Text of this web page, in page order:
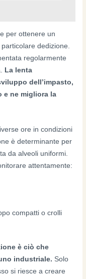
per ottenere un
dedizione.
regolarmente
La lenta
dell’impasto,
e ne migliora la
ore in condizioni
è determinante per
da alveoli uniformi.
attentamente:
compatti o crolli
è ciò che
industriale. Solo
si riesce a creare